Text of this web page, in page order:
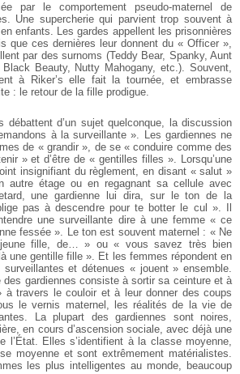
par le comportement pseudo-maternel de
Une supercherie qui parvient trop souvent à
enfants. Les gardes appellent les prisonnières
que ces dernières leur donnent du « Officer »,
par des surnoms (Teddy Bear, Spanky, Aunt
Beauty, Nutty Mahogany, etc.). Souvent,
à Riker’s elle fait la tournée, et embrasse
: le retour de la fille prodigue.
débattent d’un sujet quelconque, la discussion
à la surveillante ». Les gardiennes ne
de « grandir », de se « conduire comme des
» et d’être de « gentilles filles ». Lorsqu’une
insignifiant du règlement, en disant « salut »
autre étage ou en regagnant sa cellule avec
une gardienne lui dira, sur le ton de la
pas à descendre pour te botter le cul ». Il
une surveillante dire à une femme « ce
fessée ». Le ton est souvent maternel : « Ne
fille, de… » ou « vous savez très bien
une gentille fille ». Et les femmes répondent en
surveillantes et détenues « jouent » ensemble.
des gardiennes consiste à sortir sa ceinture et à
travers le couloir et à leur donner des coups
le vernis maternel, les réalités de la vie de
La plupart des gardiennes sont noires,
en cours d’ascension sociale, avec déjà une
l’État. Elles s’identifient à la classe moyenne,
moyenne et sont extrêmement matérialistes.
les plus intelligentes au monde, beaucoup